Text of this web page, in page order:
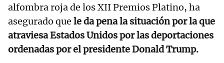
alfombra roja de los XII Premios Platino, ha
asegurado que le da pena la situación por la que
atraviesa Estados Unidos por las deportaciones
ordenadas por el presidente Donald Trump.